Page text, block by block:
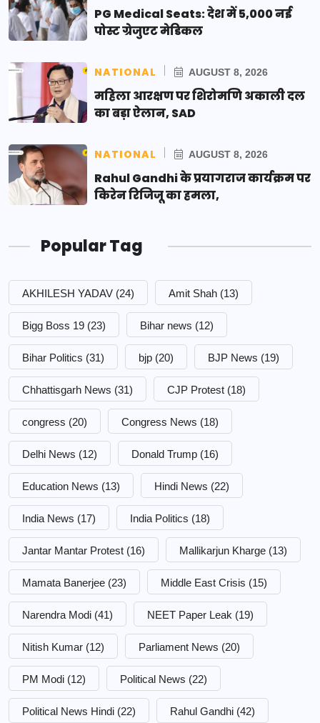
PG Medical Seats: देश में 5,000 नई
पोस्ट ग्रेजुएट मेडिकल
NATIONAL AUGUST 8, 2026
महिला आरक्षण पर शिरोमणि अकाली दल
का बड़ा ऐलान, SAD
NATIONAL AUGUST 8, 2026
Rahul Gandhi के प्रयागराज कार्यक्रम पर
किरेन रिजिजू का हमला,
Popular Tag
AKHILESH YADAV (24) Amit Shah (13)
Bigg Boss 19 (23) Bihar news (12)
Bihar Politics (31) bjp (20) BJP News (19)
Chhattisgarh News (31) CJP Protest (18)
congress (20) Congress News (18)
Delhi News (12) Donald Trump (16)
Education News (13) Hindi News (22)
India News (17) India Politics (18)
Jantar Mantar Protest (16) Mallikarjun Kharge (13)
Mamata Banerjee (23) Middle East Crisis (15)
Narendra Modi (41) NEET Paper Leak (19)
Nitish Kumar (12) Parliament News (20)
PM Modi (12) Political News (22)
Political News Hindi (22) Rahul Gandhi (42)